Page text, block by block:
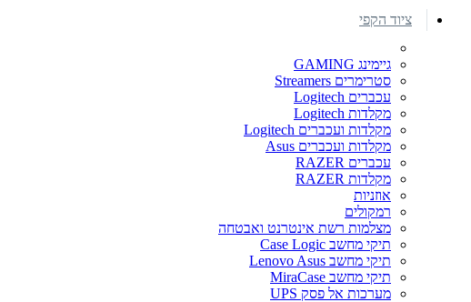
ציוד הקפי
גיימינג GAMING
סטרימרים Streamers
עכברים Logitech
מקלדות Logitech
מקלדות ועכברים Logitech
מקלדות ועכברים Asus
עכברים RAZER
מקלדות RAZER
אוזניות
רמקולים
מצלמות רשת אינטרנט ואבטחה
תיקי מחשב Case Logic
תיקי מחשב Lenovo Asus
תיקי מחשב MiraCase
מערכות אל פסק UPS